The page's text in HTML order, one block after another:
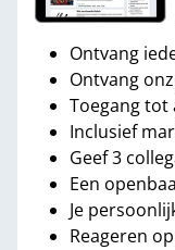
Ontvang
Ontvang
Toegang tot
Inclusief
Geef 3
Een
Je
Reageren